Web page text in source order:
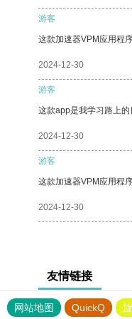
游客
这款加速器VPM应用程
2024-12-30
游客
这款app是我学习路上的
2024-12-30
游客
这款加速器VPM应用程
2024-12-30
友情链接
网站地图 QuickQ